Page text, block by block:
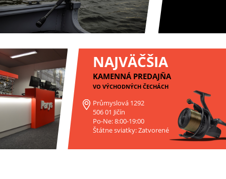
NAJVÄČŠIA
KAMENNÁ PREDAJŇA
VO VÝCHODNÝCH ČECHÁCH
Průmyslová 1292
506 01 Jičín
Po-Ne: 8:00-19:00
Štátne sviatky: Zatvorené